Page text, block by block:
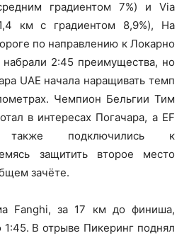
градиентом 7%) и Via
км с градиентом 8,9%), На
по направлению к Локарно
2:45 преимущества, но
UAE начала наращивать темп
Чемпион Бельгии Тим
в интересах Погачара, а EF
также подключились к
защитить второе место
зачёте.
Fanghi, за 17 км до финиша,
1:45. В отрыве Пикеринг поднял